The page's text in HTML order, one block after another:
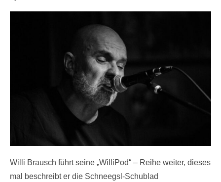
Willi Brausch führt seine „WilliPod“ – Reihe weiter, dieses
mal beschreibt er die Schneegsl-Schublad